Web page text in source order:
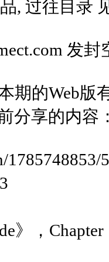
, 过往目录
发
期的Web版
分享的内容
》，